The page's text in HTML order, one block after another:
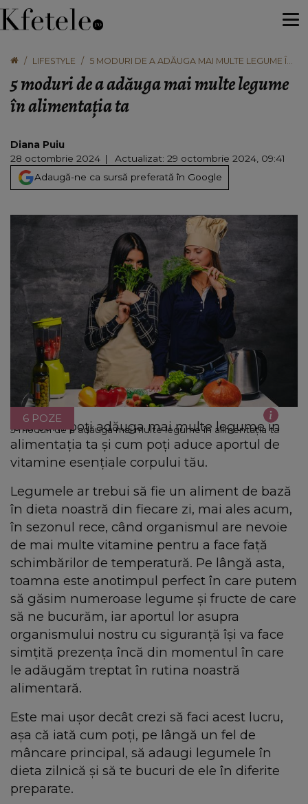
LIFESTYLE
5 MODURI DE A ADĂUGA MAI MULTE LEGUME ÎN
5 moduri de a adăuga mai multe legume
în alimentația ta
Diana Puiu
28 octombrie 2024
Actualizat: 29 octombrie 2024, 09:41
Adaugă-ne ca sursă preferată în Google
5 moduri de a adăuga mai multe legume în alimentația ta
6 POZE
Iată cum poți adăuga mai multe legume în
alimentația ta și cum poți aduce aportul de
vitamine esențiale corpului tău.
Legumele ar trebui să fie un aliment de bază
în dieta noastră din fiecare zi, mai ales acum,
în sezonul rece, când organismul are nevoie
de mai multe vitamine pentru a face față
schimbărilor de temperatură. Pe lângă asta,
toamna este anotimpul perfect în care putem
să găsim numeroase legume și fructe de care
să ne bucurăm, iar aportul lor asupra
organismului nostru cu siguranță își va face
simțită prezența încă din momentul în care
le adăugăm treptat în rutina noastră
alimentară.
Este mai ușor decât crezi să faci acest lucru,
așa că iată cum poți, pe lângă un fel de
mâncare principal, să adaugi legumele în
dieta zilnică și să te bucuri de ele în diferite
preparate.